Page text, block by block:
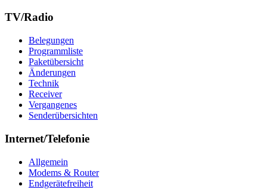
TV/Radio
Belegungen
Programmliste
Paketübersicht
Änderungen
Technik
Receiver
Vergangenes
Senderübersichten
Internet/Telefonie
Allgemein
Modems & Router
Endgerätefreiheit